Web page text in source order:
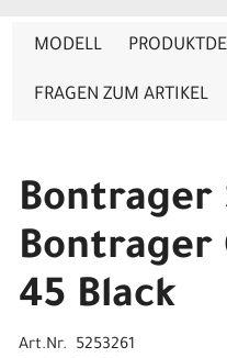
MODELL
FRAGEN ZUM ARTIKEL
Bontrager
Bontrager
45 Black
Art.Nr. 5253261